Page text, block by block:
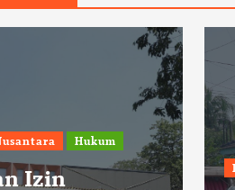
Dinamika Nusantara